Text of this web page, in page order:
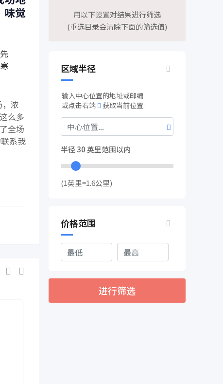
味觉
浓
么多
全场
系我
用以下设置对结果进行筛选
(重选目录会清除下面的筛选值)
区域半径
输入中心位置的地址或邮编
或点击右端
获取当前位置:
半径30英里范围以内
(1英里=1.6公里)
价格范围
进行筛选